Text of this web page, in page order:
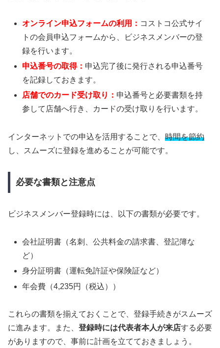
オンライン申込フォームの利用： コストコ公式サイ
トの会員申込フォームから、ビジネスメンバーの登
録を行います。
申込番号の取得： 申込完了後に発行される申込番号
を記録しておきます。
店舗でのカード受け取り： 申込番号と必要書類を持
参して店舗へ行き、カードの受け取りを行います。
インターネットでの申込を活用することで、 時間を節約
し、スムーズに登録を進めることが可能です。
必要な書類と注意点
ビジネスメンバー登録時には、以下の書類が必要です。
会社証明書（名刺、公共料金の請求書、登記簿な
ど）
身分証明書（運転免許証や保険証など）
年会費（4,235円（税込））
これらの書類を揃えておくことで、登録手続きがスムーズ
に進みます。また、 登録時には代表者本人が来店する必要
がありますので、事前に計画を立てておきましょう。